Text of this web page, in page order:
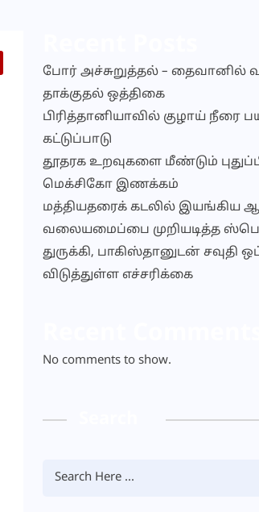
போர் அச்சுறுத்தல் – தைவானில்
தாக்குதல் ஒத்திகை
பிரித்தானியாவில் குழாய் நீரை
கட்டுப்பாடு
தூதரக உறவுகளை மீண்டும்
மெக்சிகோ இணக்கம்
மத்தியதரைக் கடலில் இயங்கிய
வலையமைப்பை முறியடித்த
துருக்கி, பாகிஸ்தானுடன் சவுதி
விடுத்துள்ள எச்சரிக்கை
No comments to show.